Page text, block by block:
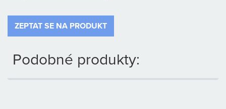
ZEPTAT SE NA PRODUKT
Podobné produkty: